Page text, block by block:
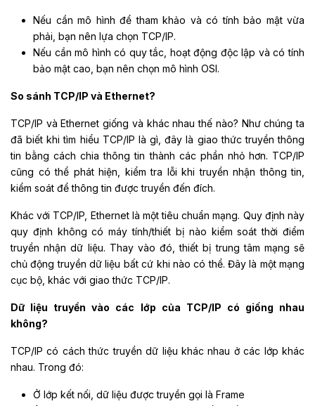
Nếu cần mô hình để tham khảo và có tính bảo mật vừa
phải, bạn nên lựa chọn TCP/IP.
Nếu cần mô hình có quy tắc, hoạt động độc lập và có tính
bảo mật cao, bạn nên chọn mô hình OSI.
So sánh TCP/IP và Ethernet?
TCP/IP và Ethernet giống và khác nhau thế nào? Như chúng ta
đã biết khi tìm hiểu TCP/IP là gì, đây là giao thức truyền thông
tin bằng cách chia thông tin thành các phần nhỏ hơn. TCP/IP
cũng có thể phát hiện, kiểm tra lỗi khi truyền nhận thông tin,
kiểm soát để thông tin được truyền đến đích.
Khác với TCP/IP, Ethernet là một tiêu chuẩn mạng. Quy định này
quy định không có máy tính/thiết bị nào kiểm soát thời điểm
truyền nhận dữ liệu. Thay vào đó, thiết bị trung tâm mạng sẽ
chủ động truyền dữ liệu bất cứ khi nào có thể. Đây là một mạng
cục bộ, khác với giao thức TCP/IP.
Dữ liệu truyền vào các lớp của TCP/IP có giống nhau
không?
TCP/IP có cách thức truyền dữ liệu khác nhau ở các lớp khác
nhau. Trong đó:
Ở lớp kết nối, dữ liệu được truyền gọi là Frame